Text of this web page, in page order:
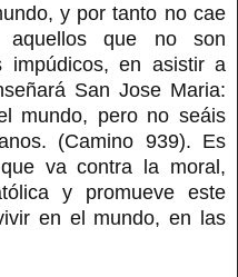
y por tanto no cae
que no son
impúdicos, en asistir a
San Jose Maria:
mundo, pero no seáis
(Camino 939). Es
va contra la moral,
y promueve este
en el mundo, en las